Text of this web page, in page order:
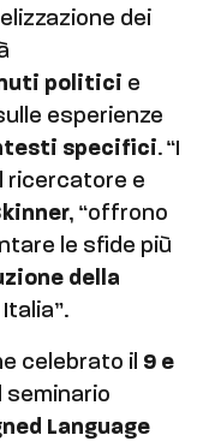
dei
politici e
esperienze
specifici. “I
ricercatore e
, “offrono
le sfide più
della
celebrato il 9 e
seminario
Language